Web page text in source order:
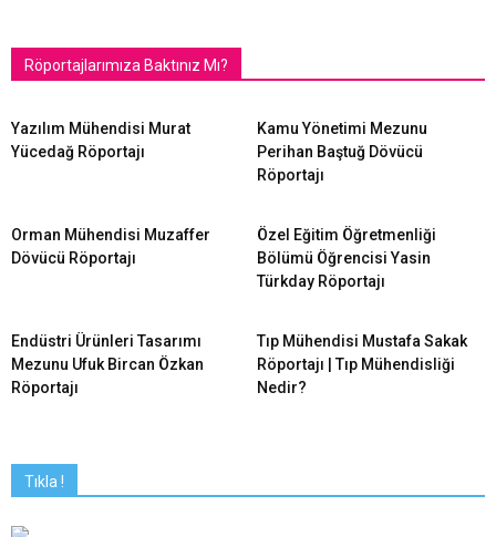
Röportajlarımıza Baktınız Mı?
Yazılım Mühendisi Murat
Yücedağ Röportajı
Kamu Yönetimi Mezunu
Perihan Baştuğ Dövücü
Röportajı
Orman Mühendisi Muzaffer
Dövücü Röportajı
Özel Eğitim Öğretmenliği
Bölümü Öğrencisi Yasin
Türkday Röportajı
Endüstri Ürünleri Tasarımı
Mezunu Ufuk Bircan Özkan
Röportajı
Tıp Mühendisi Mustafa Sakak
Röportajı | Tıp Mühendisliği
Nedir?
Tıkla !